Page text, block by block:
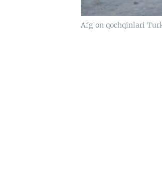
Afg'on qochqinlari